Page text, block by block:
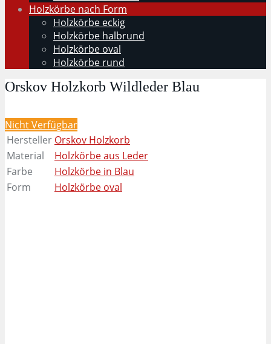
Holzkörbe nach Form
Holzkörbe eckig
Holzkörbe halbrund
Holzkörbe oval
Holzkörbe rund
Orskov Holzkorb Wildleder Blau
Nicht Verfügbar
Hersteller Orskov Holzkorb
Material
Holzkörbe aus Leder
Farbe
Holzkörbe in Blau
Form
Holzkörbe oval